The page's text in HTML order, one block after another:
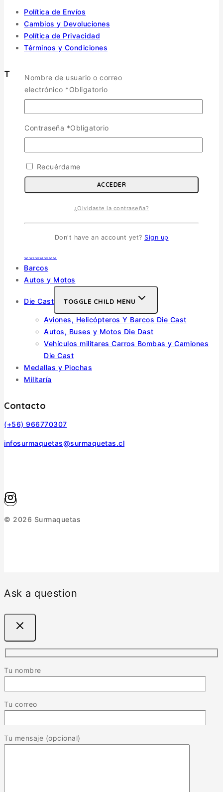
Política de Envíos
Cambios y Devoluciones
Política de Privacidad
Términos y Condiciones
Tienda
Aviones TOGGLE CHILD MENU
Escala 1/48
Otras
Helicópteros
Soldados
Barcos
Autos y Motos
Die Cast TOGGLE CHILD MENU
Aviones, Helicópteros Y Barcos Die Cast
Autos, Buses y Motos Die Dast
Vehículos militares Carros Bombas y Camiones
Die Cast
Medallas y Piochas
Militaría
Contacto
(+56) 966770307
infosurmaquetas@surmaquetas.cl
© 2026 Surmaquetas
Ask a question
Tu nombre
Tu correo
Tu mensaje (opcional)
Nombre de usuario o correo
electrónico *Obligatorio
Contraseña *Obligatorio
Recuérdame
ACCEDER
¿Olvidaste la contraseña?
Don't have an account yet? Sign up